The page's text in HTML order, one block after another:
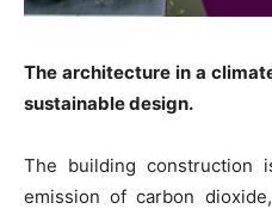
The architecture in a
sustainable design.
The building construction
emission of carbon